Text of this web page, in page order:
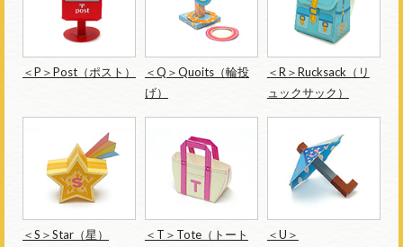
＜P＞Post（ポスト）
＜Q＞Quoits（輪投
げ）
＜R＞Rucksack（リ
ュックサック）
＜S＞Star（星）
＜T＞Tote（トート
＜U＞